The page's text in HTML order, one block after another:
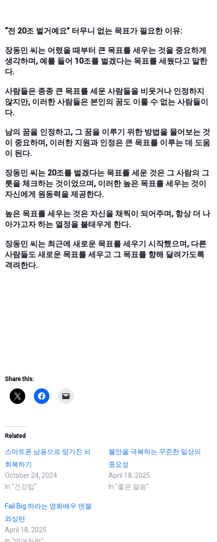
“전 20조 벌거예요” 터무니 없는 목표가 필요한 이유:
장동민 씨는 어렸을 때부터 큰 목표를 세우는 것을 중요하게
생각하며, 예를 들어 10조를 벌겠다는 목표를 세웠다고 말한
다.
사람들은 종종 큰 목표를 세운 사람들을 비웃거나 인정하지
않지만, 이러한 사람들은 본인의 꿈도 이룰 수 없는 사람들이
다.
남의 꿈을 인정하고, 그 꿈을 이루기 위한 방법을 물어보는 것
이 중요하며, 이러한 지원과 인정은 큰 목표를 이루는 데 도움
이 된다.
장동민 씨는 20조를 벌겠다는 목표를 세운 것은 그 사람의 그
릇을 체크하는 것이었으며, 이러한 높은 목표를 세우는 것이
자신에게 원동력을 제공한다.
높은 목표를 세우는 것은 자신을 채찍이 되어주며, 항상 더 나
아가고자 하는 열정을 불태우게 한다.
장동민 씨는 최근에 새로운 목표를 세우기 시작했으며, 다른
사람들도 새로운 목표를 세우고 그 목표를 향해 달려가도록
격려한다.
Share this:
Related
스마트폰 남용으로 망가진 뇌
회복하기
October 24, 2024
In "건강팁"
불안을 극복하는 꾸준한 일상의
중요성
April 18, 2025
In "좋은 말씀"
Fail Big 하라는 영화배우 덴젤
와싱턴
April 18, 2025